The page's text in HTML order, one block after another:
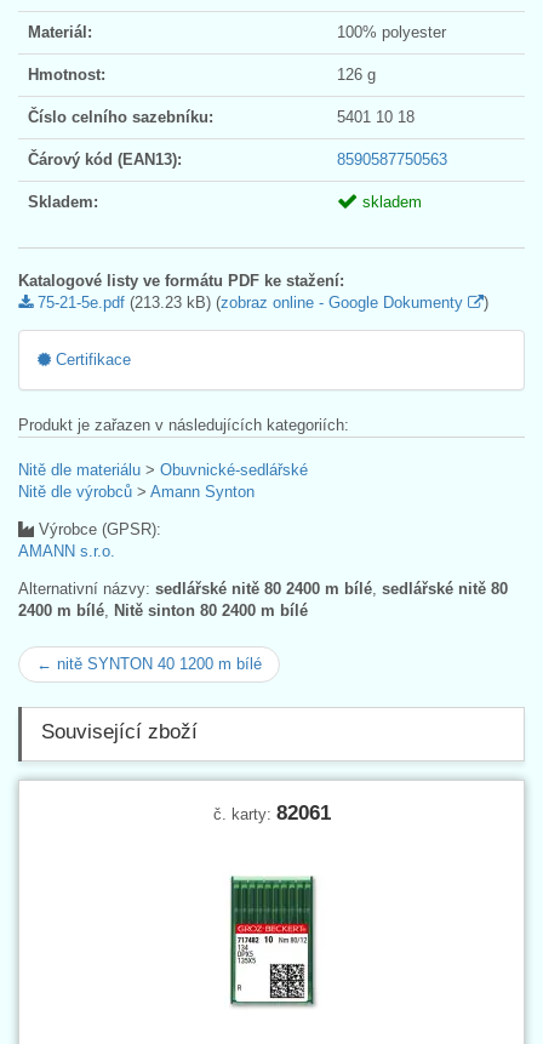
Materiál: 100% polyester
Hmotnost: 126 g
Číslo celního sazebníku: 5401 10 18
Čárový kód (EAN13): 8590587750563
Skladem: skladem
Katalogové listy ve formátu PDF ke stažení:
75-21-5e.pdf (213.23 kB) (zobraz online - Google Dokumenty )
Certifikace
Produkt je zařazen v následujících kategoriích:
Nitě dle materiálu > Obuvnické-sedlářské
Nitě dle výrobců > Amann Synton
Výrobce (GPSR):
AMANN s.r.o.
Alternativní názvy: sedlářské nitě 80 2400 m bílé sedlářské nitě 80
2400 m bílé Nitě sinton 80 2400 m bílé
← nitě SYNTON 40 1200 m bílé
Související zboží
č. karty: 82061